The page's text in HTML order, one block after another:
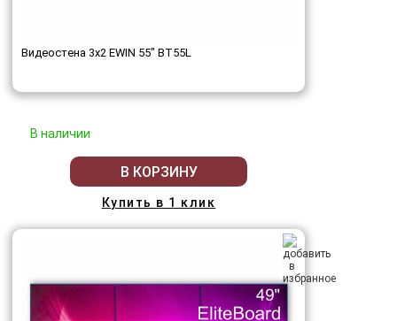
Видеостена 3x2 EWIN 55" BT55L
В наличии
В КОРЗИНУ
Купить в 1 клик